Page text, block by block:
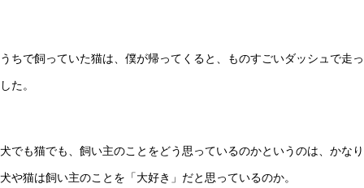
うちで飼っていた猫は、僕が帰ってくると、ものすごいダッシュで走
した。
犬でも猫でも、飼い主のことをどう思っているのかというのは、かな
犬や猫は飼い主のことを「大好き」だと思っているのか。